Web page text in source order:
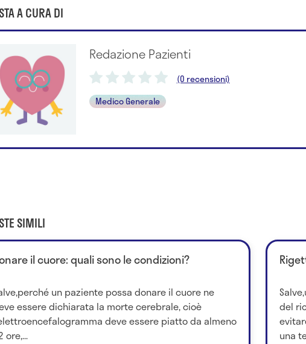
A CURA DI
Redazione Pazienti
(0 recensioni)
Medico Generale
SIMILI
il cuore: quali sono le condizioni?
un paziente possa donare il cuore ne
essere dichiarata la morte cerebrale, cioè
deve essere piatto da almeno
ore,...
del
una